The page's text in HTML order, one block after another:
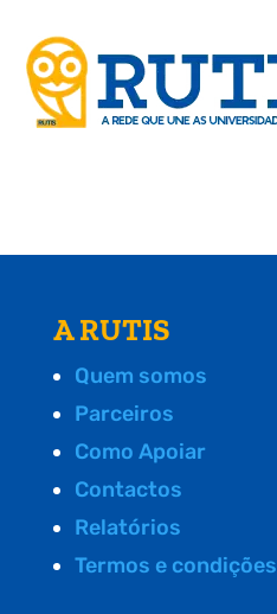
A RUTIS
Quem somos
Parceiros
Como Apoiar
Contactos
Relatórios
Termos e condições